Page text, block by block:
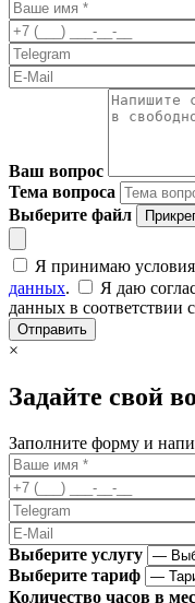
Ваш вопрос
Тема вопроса
Выберите файл
Я принимаю условия
данных.
Я даю
данных в
Отправить
×
Задайте свой
Заполните форму и
Выберите услугу
Выберите тариф
Количество часов в